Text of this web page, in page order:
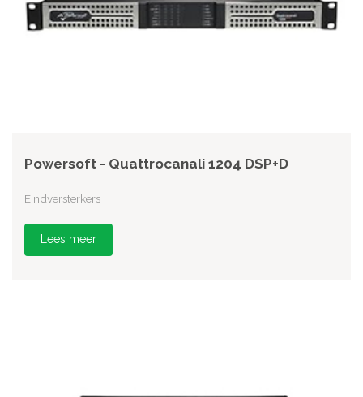
Powersoft - Quattrocanali 1204 DSP+D
Eindversterkers
Lees meer